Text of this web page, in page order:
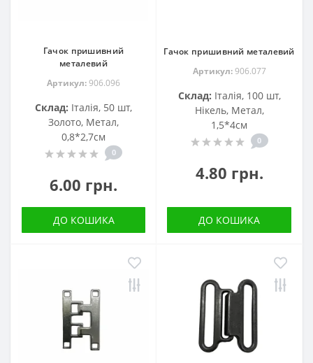
Гачок пришивний
металевий
Артикул:906.096
Склад: Італія, 50 шт,
Золото, Метал,
0,8*2,7см
0
6.00 грн.
ДО КОШИКА
Гачок пришивний металевий
Артикул:906.077
Склад: Італія, 100 шт,
Нікель, Метал,
1,5*4см
0
4.80 грн.
ДО КОШИКА